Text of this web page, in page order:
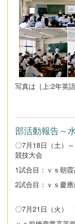
写真は［上:2年英
部活動報告～
〇7月18日（土）
競技大会
1試合目：ｖｓ朝
2試合目：ｖｓ慶
〇7月21日（火）